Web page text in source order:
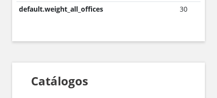
default.weight_all_offices 30
Catálogos